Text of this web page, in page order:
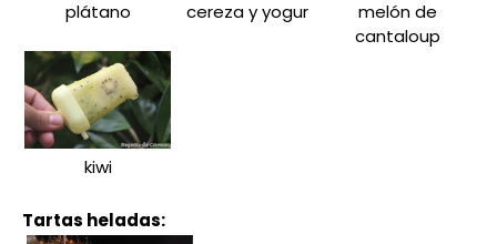
plátano cereza y yogur
melón de
cantaloup
kiwi
Tartas heladas: